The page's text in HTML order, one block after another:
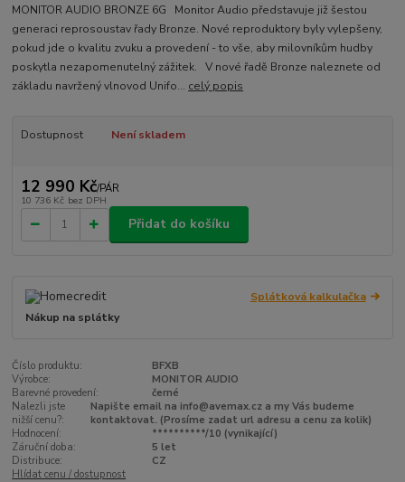
MONITOR AUDIO BRONZE 6G Monitor Audio představuje již šestou
generaci reprosoustav řady Bronze. Nové reproduktory byly vylepšeny,
pokud jde o kvalitu zvuku a provedení - to vše, aby milovníkům hudby
poskytla nezapomenutelný zážitek. V nové řadě Bronze naleznete od
základu navržený vlnovod Unifo... celý popis
Dostupnost Není skladem
12 990 Kč/PÁR
10 736 Kč bez DPH
Přidat do košíku
Splátková kalkulačka
Nákup na splátky
Číslo produktu:
BFXB
Výrobce:
MONITOR AUDIO
Barevné provedení:
černé
Nalezli jste
nižší cenu?:
Napište email na info@avemax.cz a my Vás budeme
kontaktovat. (Prosíme zadat url adresu a cenu za kolik)
Hodnocení:
**********/10 (vynikající)
Záruční doba:
5 let
Distribuce:
CZ
Hlídat cenu / dostupnost